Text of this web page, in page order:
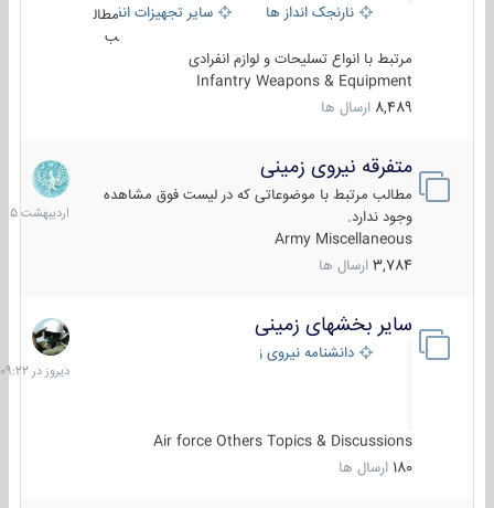
نارنجک انداز ها
سایر تجهیزات انفرادی
مطال
ب
مرتبط با انواع تسلیحات و لوازم انفرادی
Infantry Weapons & Equipment
8,489 ارسال ها
متفرقه نیروی زمینی
مطالب مرتبط با موضوعاتی که در لیست فوق مشاهده
وجود ندارد.
Army Miscellaneous
3,784 ارسال ها
27
1405
سایر بخشهای زمینی
دانشنامه نیروی زمینی
Air force Others Topics & Discussions
180 ارسال ها
دیروز
در
09:22